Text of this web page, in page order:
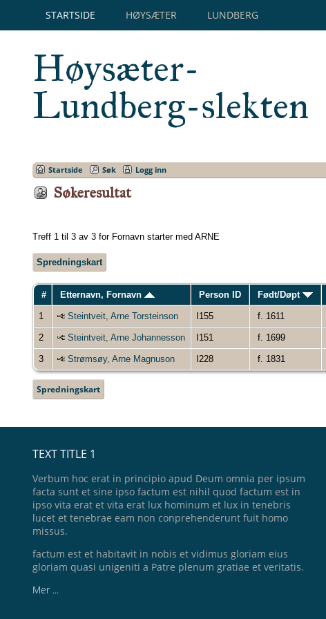
STARTSIDE HØYSÆTER LUNDBERG
Høysæter-
Lundberg-slekten
Startside Søk Logg inn
Søkeresultat
Treff 1 til 3 av 3 for Fornavn starter med ARNE
Spredningskart
# Etternavn, Fornavn Person ID Født/Døpt
1 Steintveit, Arne Torsteinson I155 f. 1611
2 Steintveit, Arne Johannesson I151 f. 1699
3 Strømsøy, Arne Magnuson I228 f. 1831
Spredningskart
TEXT TITLE 1
Verbum hoc erat in principio apud Deum omnia per ipsum
facta sunt et sine ipso factum est nihil quod factum est in
ipso vita erat et vita erat lux hominum et lux in tenebris
lucet et tenebrae eam non conprehenderunt fuit homo
missus.
factum est et habitavit in nobis et vidimus gloriam eius
gloriam quasi unigeniti a Patre plenum gratiae et veritatis.
Mer ...